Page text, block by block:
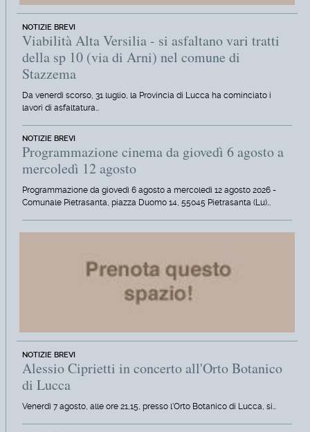
NOTIZIE BREVI
Viabilità Alta Versilia - si asfaltano vari tratti
della sp 10 (via di Arni) nel comune di
Stazzema
Da venerdì scorso, 31 luglio, la Provincia di Lucca ha cominciato i
lavori di asfaltatura…
NOTIZIE BREVI
Programmazione cinema da giovedì 6 agosto a
mercoledì 12 agosto
Programmazione da giovedì 6 agosto a mercoledì 12 agosto 2026 -
Comunale Pietrasanta, piazza Duomo 14, 55045 Pietrasanta (Lu)…
NOTIZIE BREVI
Alessio Ciprietti in concerto all'Orto Botanico
di Lucca
Venerdì 7 agosto, alle ore 21,15, presso l'Orto Botanico di Lucca, si…